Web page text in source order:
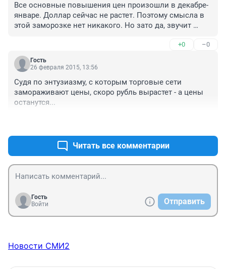
предельная розничная цена, выше которой НЕЛЬЗЯ
ставить. Что это значит? Это значит, что если аптека
приобрела за 100 рублей препарат в прошлом году, а
имеет права ставить цену на сторублевый препарат,
пришедший давно, такую же высокую, как на
двестирублевый, пришедший сегодня.
Так что, не надо врать, уважаемые аптечные сети, что
вы якобы заморозили цены. На самом деле та же
Все основные повышения цен произошли в декабре-
январе. Доллар сейчас не растет. Поэтому смысла в
этой заморозке нет никакого. Но зато да, звучит
+0 –0
Гость
26 февраля 2015, 13:56
Судя по энтузиазму, с которым торговые сети
замораживают цены, скоро рубль вырастет - а цены
останутся...
Читать все комментарии
Гость
Войти
Отправить
Новости СМИ2